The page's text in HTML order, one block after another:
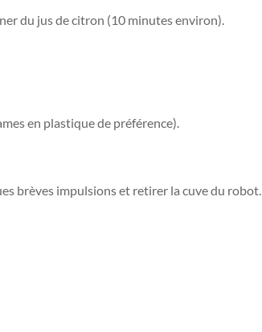
du jus de citron (10 minutes environ).
en plastique de préférence).
brèves impulsions et retirer la cuve du robot.